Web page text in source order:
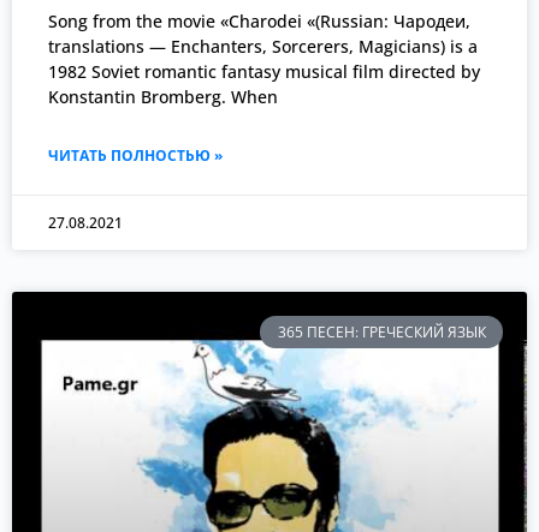
Song from the movie «Charodei «(Russian: Чародеи,
translations — Enchanters, Sorcerers, Magicians) is a
1982 Soviet romantic fantasy musical film directed by
Konstantin Bromberg. When
ЧИТАТЬ ПОЛНОСТЬЮ »
27.08.2021
365 ПЕСЕН: ГРЕЧЕСКИЙ ЯЗЫК